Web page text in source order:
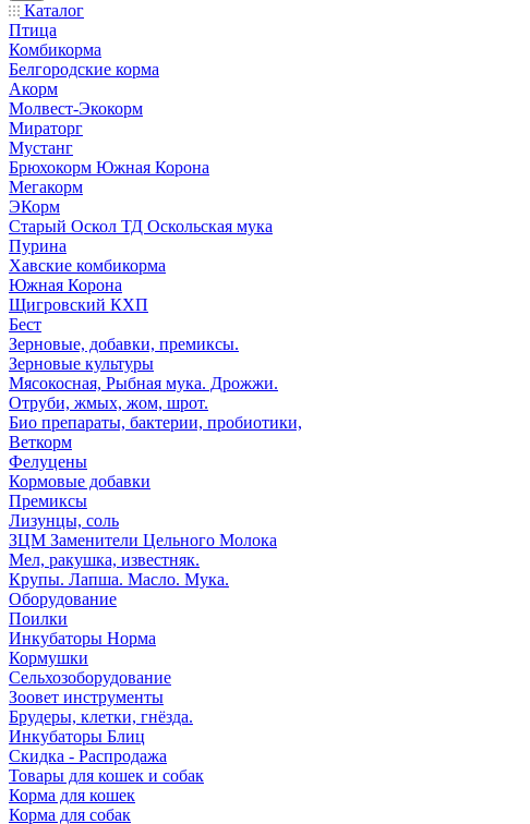
Каталог
Птица
Комбикорма
Белгородские корма
Акорм
Молвест-Экокорм
Мираторг
Мустанг
Брюхокорм Южная Корона
Мегакорм
ЭКорм
Старый Оскол ТД Оскольская мука
Пурина
Хавские комбикорма
Южная Корона
Щигровский КХП
Бест
Зерновые, добавки, премиксы.
Зерновые культуры
Мясокосная, Рыбная мука. Дрожжи.
Отруби, жмых, жом, шрот.
Био препараты, бактерии, пробиотики,
Веткорм
Фелуцены
Кормовые добавки
Премиксы
Лизунцы, соль
ЗЦМ Заменители Цельного Молока
Мел, ракушка, известняк.
Крупы. Лапша. Масло. Мука.
Оборудование
Поилки
Инкубаторы Норма
Кормушки
Сельхозоборудование
Зоовет инструменты
Брудеры, клетки, гнёзда.
Инкубаторы Блиц
Скидка - Распродажа
Товары для кошек и собак
Корма для кошек
Корма для собак